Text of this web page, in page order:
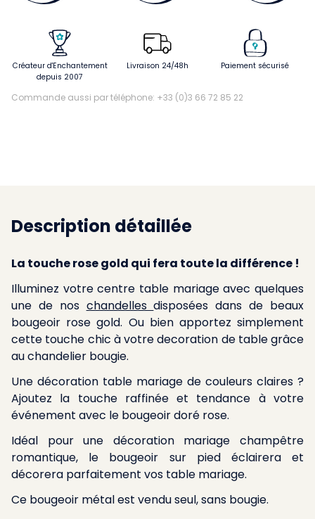
Créateur d'Enchantement
depuis 2007
Livraison 24/48h Paiement sécurisé
Commande aussi par téléphone: +33 (0)3 66 72 85 22
Description détaillée
La touche rose gold qui fera toute la différence !
Illuminez votre centre table mariage avec quelques
une de nos chandellesdisposées dans de beaux
bougeoir rose gold. Ou bien apportez simplement
cette touche chic à votre decoration de table grâce
au chandelier bougie.
Une décoration table mariage de couleurs claires ?
Ajoutez la touche raffinée et tendance à votre
événement avec le bougeoir doré rose.
Idéal pour une décoration mariage champêtre
romantique, le bougeoir sur pied éclairera et
décorera parfaitement vos table mariage.
Ce bougeoir métal est vendu seul, sans bougie.